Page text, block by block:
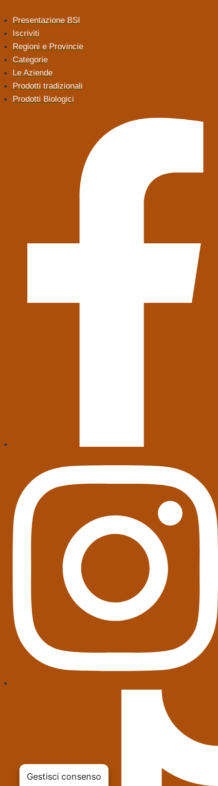
Presentazione BSI
Iscriviti
Regioni e Provincie
Categorie
Le Aziende
Prodotti tradizionali
Prodotti Biologici
Gestisci consenso